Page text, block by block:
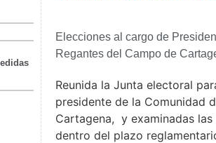
Elecciones al cargo de
Regantes del Campo de
Reunida la Junta electoral
presidente de la Comunidad
Cartagena, y examinadas
dentro del plazo